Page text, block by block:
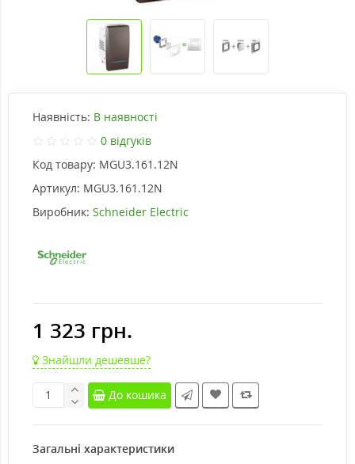
Наявність: В наявності
0 відгуків
Код товару: MGU3.161.12N
Артикул: MGU3.161.12N
Виробник: Schneider Electric
1 323 грн.
Знайшли дешевше?
До кошика
Загальні характеристики